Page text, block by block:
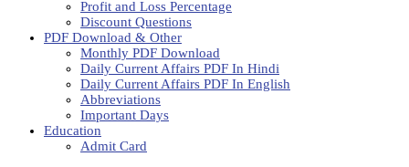
Profit and Loss Percentage
Discount Questions
PDF Download & Other
Monthly PDF Download
Daily Current Affairs PDF In Hindi
Daily Current Affairs PDF In English
Abbreviations
Important Days
Education
Admit Card